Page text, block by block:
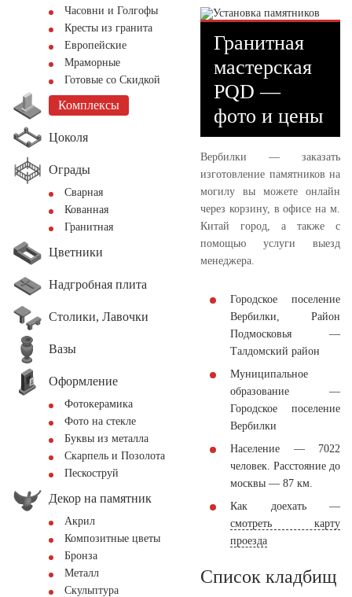
Часовни и Голгофы
Кресты из гранита
Европейские
Мраморные
Готовые со Скидкой
Комплексы
Цоколя
Ограды
Сварная
Кованная
Гранитная
Цветники
Надгробная плита
Столики, Лавочки
Вазы
Оформление
Фотокерамика
Фото на стекле
Буквы из металла
Скарпель и Позолота
Пескоструй
Декор на памятник
Акрил
Композитные цветы
Бронза
Металл
Скульптура
Гранитная
мастерская
PQD —
фото и цены
Вербилки — заказать
изготовление памятников на
могилу вы можете онлайн
через корзину, в офисе на м.
Китай город, а также с
помощью услуги выезд
менеджера.
Городское поселение
Вербилки, Район
Подмосковья —
Талдомский район
Муниципальное
образование —
Городское поселение
Вербилки
Население — 7022
человек. Расстояние до
москвы — 87 км.
Как доехать —
смотреть карту
проезда
Список кладбищ